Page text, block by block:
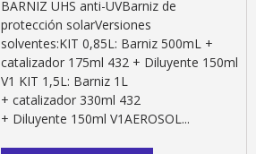
BARNIZ UHS anti-UVBarniz de
protección solarVersiones
solventes:KIT 0,85L: Barniz 500mL +
catalizador 175ml 432 + Diluyente 150ml
V1 KIT 1,5L: Barniz 1L
+ catalizador 330ml 432
+ Diluyente 150ml V1AEROSOL...